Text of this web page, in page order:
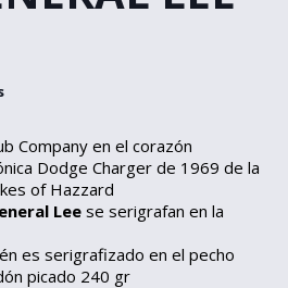
Company en el corazón
Dodge Charger de 1969 de la
of Hazzard
Leese serigrafan en la
es serigrafizado en el pecho
picado 240 gr